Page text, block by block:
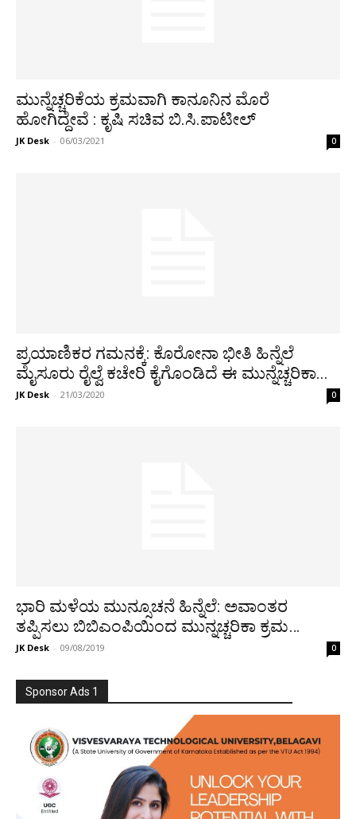
ಮುನ್ನೆಚ್ಚರಿಕೆಯ ಕ್ರಮವಾಗಿ ಕಾನೂನಿನ ಮೊರೆ
ಹೋಗಿದ್ದೇವೆ : ಕೃಷಿ ಸಚಿವ ಬಿ.ಸಿ.ಪಾಟೀಲ್
JK Desk - 06/03/2021 0
ಪ್ರಯಾಣಿಕರ ಗಮನಕ್ಕೆ: ಕೊರೋನಾ ಭೀತಿ ಹಿನ್ನೆಲೆ
ಮೈಸೂರು ರೈಲ್ವೆ ಕಚೇರಿ ಕೈಗೊಂಡಿದೆ ಈ ಮುನ್ನೆಚ್ಚರಿಕಾ...
JK Desk - 21/03/2020 0
ಭಾರಿ ಮಳೆಯ ಮುನ್ಸೂಚನೆ ಹಿನ್ನೆಲೆ: ಅವಾಂತರ
ತಪ್ಪಿಸಲು ಬಿಬಿಎಂಪಿಯಿಂದ ಮುನ್ನಚ್ಚರಿಕಾ ಕ್ರಮ…
JK Desk - 09/08/2019 0
Sponsor Ads 1